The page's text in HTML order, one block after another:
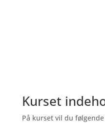
Kurset
På kurset vil du